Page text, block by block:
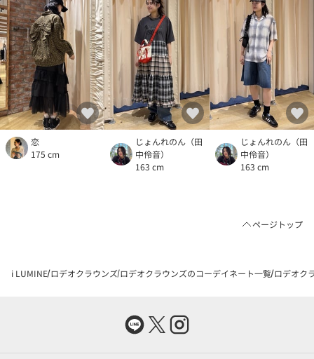
恋
175 cm
じょんれのん（田
中伶音）
163 cm
じょんれのん（田
中伶音）
163 cm
ページトップ
i LUMINE ロデオクラウンズ ロデオクラウンズのコーデイネート一覧 ロデオク